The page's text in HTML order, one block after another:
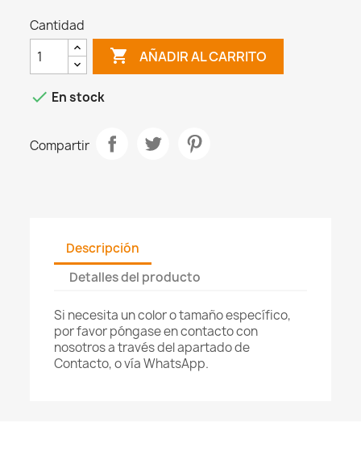
Cantidad
 AÑADIR AL CARRITO
 En stock
Compartir
Descripción
Detalles del producto
Si necesita un color o tamaño específico,
por favor póngase en contacto con
nosotros a través del apartado de
Contacto, o vía WhatsApp.